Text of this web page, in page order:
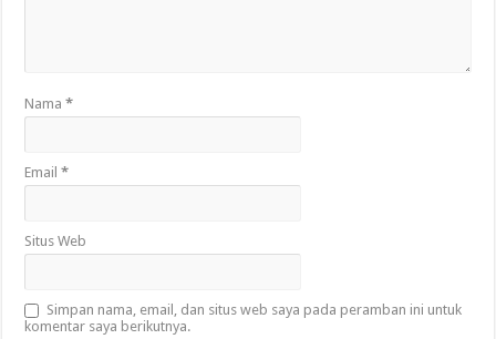
Nama*
Email*
Situs Web
Simpan nama, email, dan situs web saya pada peramban ini untuk
komentar saya berikutnya.